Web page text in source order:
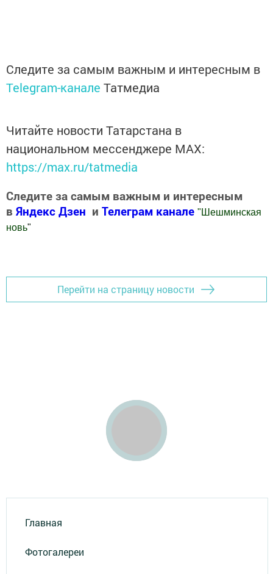
Следите за самым важным и интересным в
Telegram-канале Татмедиа
Читайте новости Татарстана в
национальном мессенджере MАХ:
https://max.ru/tatmedia
Следите за самым важным и интересным
в Яндекс Дзен и Телеграм канале " Шешминская
новь"
Перейти на страницу новости
Главная
Фотогалереи